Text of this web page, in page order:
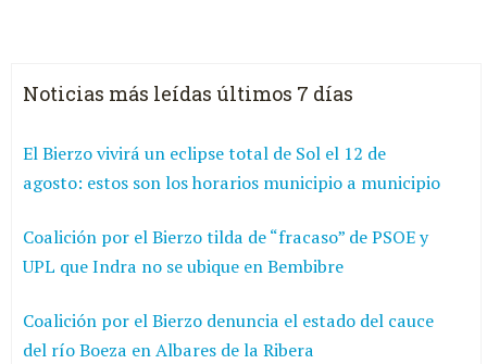
Noticias más leídas últimos 7 días
El Bierzo vivirá un eclipse total de Sol el 12 de
agosto: estos son los horarios municipio a municipio
Coalición por el Bierzo tilda de “fracaso” de PSOE y
UPL que Indra no se ubique en Bembibre
Coalición por el Bierzo denuncia el estado del cauce
del río Boeza en Albares de la Ribera